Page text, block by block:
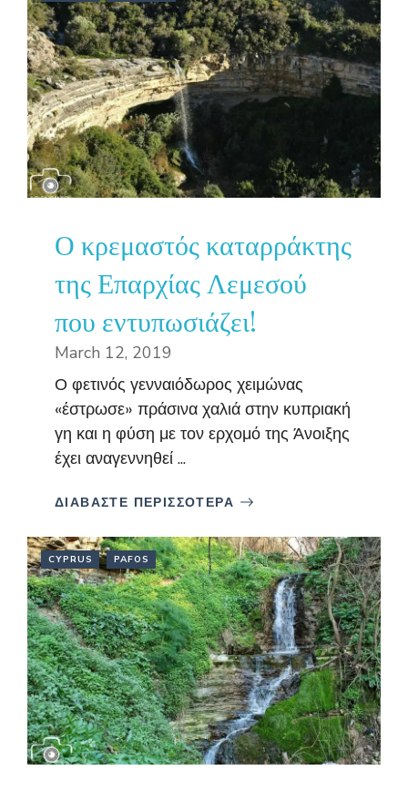
Ο κρεμαστός καταρράκτης
της Επαρχίας Λεμεσού
που εντυπωσιάζει!
March 12, 2019
Ο φετινός γενναιόδωρος χειμώνας
«έστρωσε» πράσινα χαλιά στην κυπριακή
γη και η φύση με τον ερχομό της Άνοιξης
έχει αναγεννηθεί ...
ΔΙΑΒΑΣΤΕ ΠΕΡΙΣΣΟΤΕΡΑ
CYPRUS PAFOS